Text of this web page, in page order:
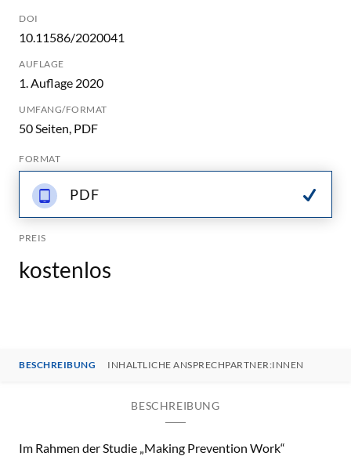
DOI
10.11586/2020041
AUFLAGE
1. Auflage 2020
UMFANG/FORMAT
50 Seiten, PDF
FORMAT
PDF
PREIS
kostenlos
BESCHREIBUNG INHALTLICHE ANSPRECHPARTNER:INNEN
BESCHREIBUNG
Im Rahmen der Studie „Making Prevention Work“